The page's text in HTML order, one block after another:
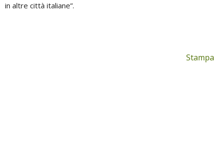
in altre città italiane”.
Stampa